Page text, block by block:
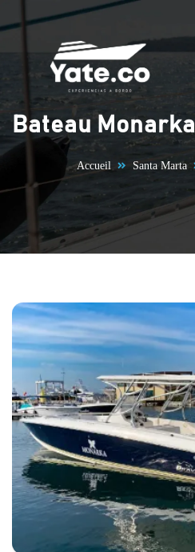
Aller au contenu
Bateau Monarka
Accueil Santa Marta